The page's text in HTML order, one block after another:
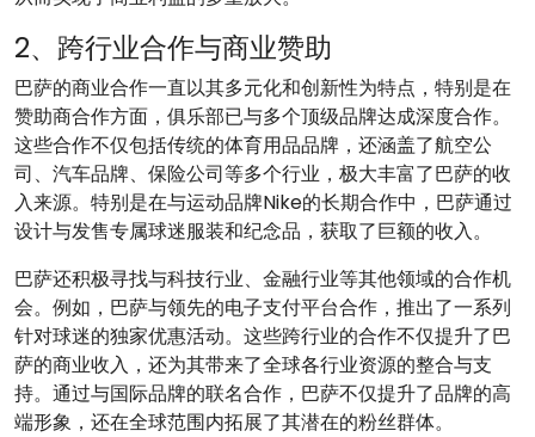
2、跨行业合作与商业赞助
巴萨的商业合作一直以其多元化和创新性为特点，特别是在
赞助商合作方面，俱乐部已与多个顶级品牌达成深度合作。
这些合作不仅包括传统的体育用品品牌，还涵盖了航空公
司、汽车品牌、保险公司等多个行业，极大丰富了巴萨的收
入来源。特别是在与运动品牌Nike的长期合作中，巴萨通过
设计与发售专属球迷服装和纪念品，获取了巨额的收入。
巴萨还积极寻找与科技行业、金融行业等其他领域的合作机
会。例如，巴萨与领先的电子支付平台合作，推出了一系列
针对球迷的独家优惠活动。这些跨行业的合作不仅提升了巴
萨的商业收入，还为其带来了全球各行业资源的整合与支
持。通过与国际品牌的联名合作，巴萨不仅提升了品牌的高
端形象，还在全球范围内拓展了其潜在的粉丝群体。